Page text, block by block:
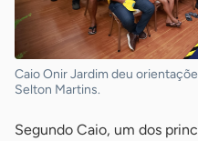
Caio Onir Jardim deu
Selton Martins.
Segundo Caio, um dos